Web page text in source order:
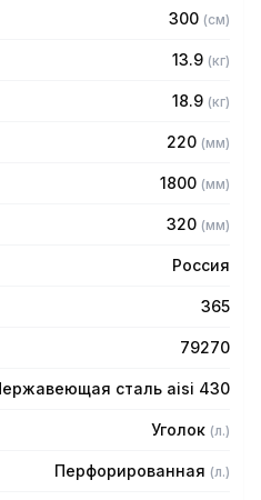
регулируемое с шагом 50
300 (см)
13.9 (кг)
18.9 (кг)
220 (мм)
1800 (мм)
320 (мм)
Россия
365
79270
сталь aisi 430
Уголок (л.)
Перфорированная (л.)